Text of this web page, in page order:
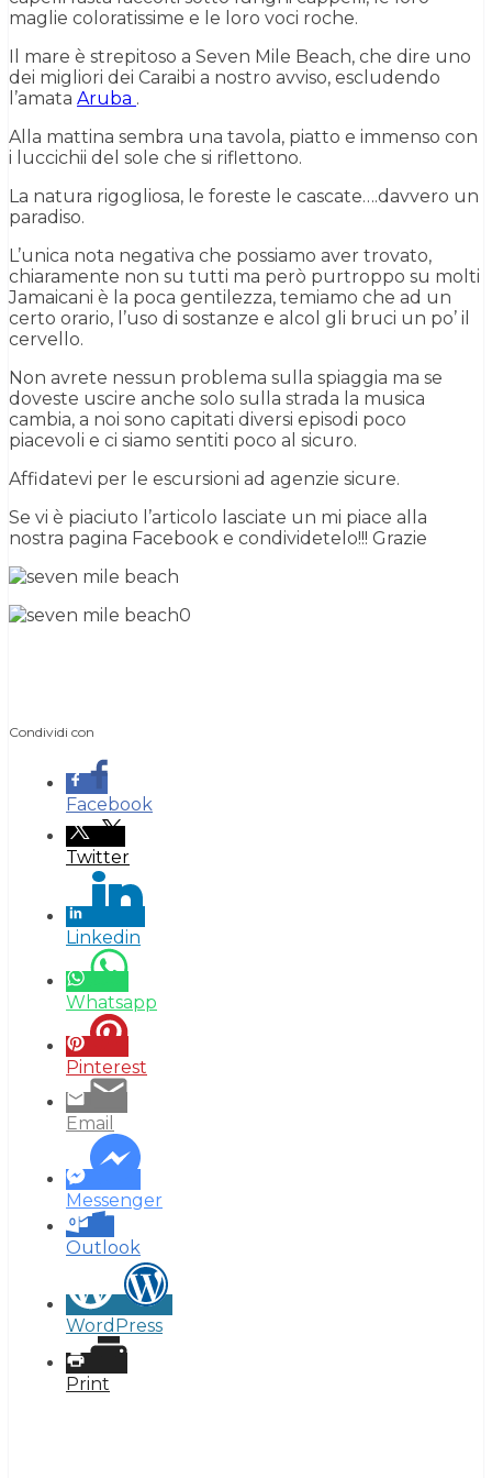
maglie coloratissime e le loro voci roche.
Il mare è strepitoso a Seven Mile Beach, che dire uno
dei migliori dei Caraibi a nostro avviso, escludendo
l’amata Aruba .
Alla mattina sembra una tavola, piatto e immenso con
i luccichii del sole che si riflettono.
La natura rigogliosa, le foreste le cascate….davvero un
paradiso.
L’unica nota negativa che possiamo aver trovato,
chiaramente non su tutti ma però purtroppo su molti
Jamaicani è la poca gentilezza, temiamo che ad un
certo orario, l’uso di sostanze e alcol gli bruci un po’ il
cervello.
Non avrete nessun problema sulla spiaggia ma se
doveste uscire anche solo sulla strada la musica
cambia, a noi sono capitati diversi episodi poco
piacevoli e ci siamo sentiti poco al sicuro.
Affidatevi per le escursioni ad agenzie sicure.
Se vi è piaciuto l’articolo lasciate un mi piace alla
nostra pagina Facebook e condividetelo!!! Grazie
Condividi con
Facebook
Twitter
Linkedin
Whatsapp
Pinterest
Email
Messenger
Outlook
WordPress
Print